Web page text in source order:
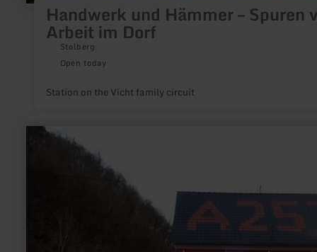
Handwerk und Hämmer – Spuren
Arbeit im Dorf
Stolberg
Open today
Station on the Vicht family circuit
learn